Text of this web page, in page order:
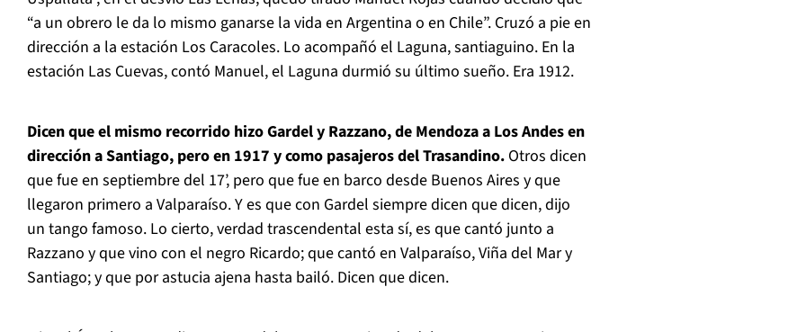
“a un obrero le da lo mismo ganarse la vida en Argentina o en Chile”. Cruzó a pie en
dirección a la estación Los Caracoles. Lo acompañó el Laguna, santiaguino. En la
estación Las Cuevas, contó Manuel, el Laguna durmió su último sueño. Era 1912.
Dicen que el mismo recorrido hizo Gardel y Razzano, de Mendoza a Los Andes en
dirección a Santiago, pero en 1917 y como pasajeros del Trasandino. Otros dicen
que fue en septiembre del 17’, pero que fue en barco desde Buenos Aires y que
llegaron primero a Valparaíso. Y es que con Gardel siempre dicen que dicen, dijo
un tango famoso. Lo cierto, verdad trascendental esta sí, es que cantó junto a
Razzano y que vino con el negro Ricardo; que cantó en Valparaíso, Viña del Mar y
Santiago; y que por astucia ajena hasta bailó. Dicen que dicen.